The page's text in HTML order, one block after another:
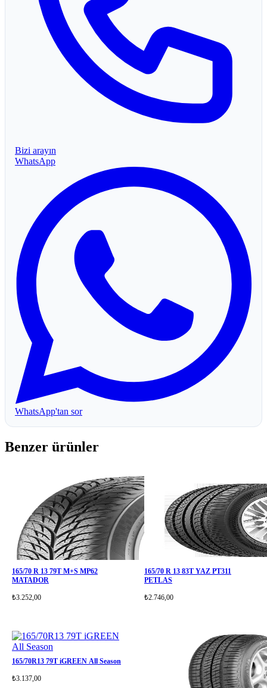
Bizi arayın
WhatsApp
WhatsApp'tan sor
Benzer ürünler
165/70 R 13 79T M+S MP62
MATADOR
₺3.252,00
165/70 R 13 83T YAZ PT311
PETLAS
₺2.746,00
165/70R13 79T iGREEN All Season
₺3.137,00